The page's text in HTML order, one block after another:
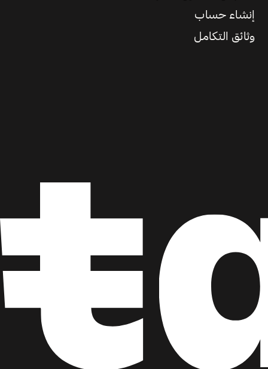
إنشاء حساب
وثائق التكامل